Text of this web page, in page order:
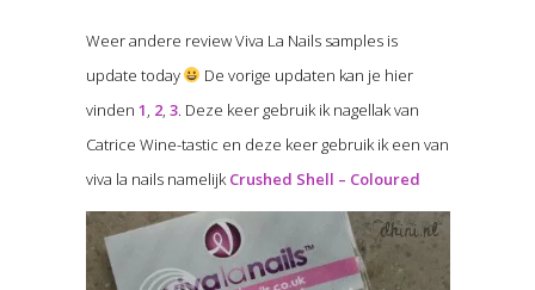
Weer andere review Viva La Nails samples is
update today
De vorige updaten kan je hier
vinden 1, 2, 3. Deze keer gebruik ik nagellak van
Catrice Wine-tastic en deze keer gebruik ik een van
viva la nails namelijkCrushed Shell – Coloured